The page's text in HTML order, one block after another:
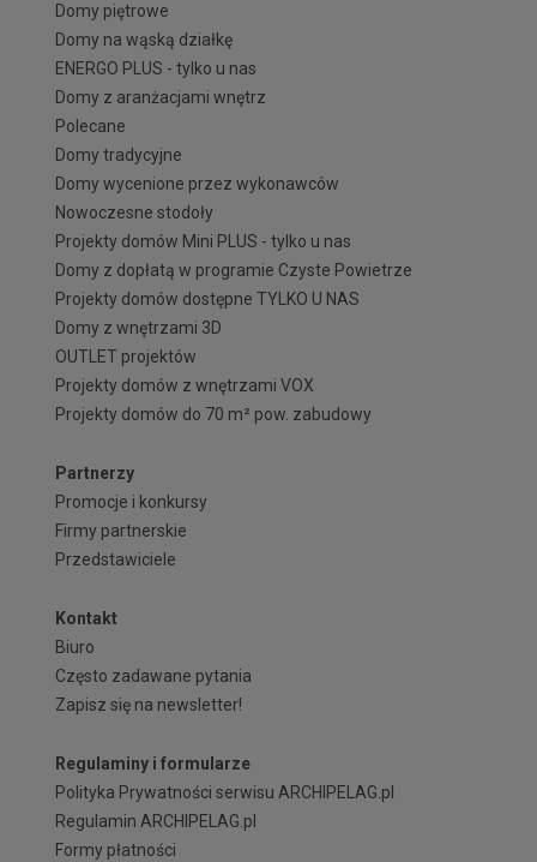
Domy piętrowe
Domy na wąską działkę
ENERGO PLUS - tylko u nas
Domy z aranżacjami wnętrz
Polecane
Domy tradycyjne
Domy wycenione przez wykonawców
Nowoczesne stodoły
Projekty domów Mini PLUS - tylko u nas
Domy z dopłatą w programie Czyste Powietrze
Projekty domów dostępne TYLKO U NAS
Domy z wnętrzami 3D
OUTLET projektów
Projekty domów z wnętrzami VOX
Projekty domów do 70 m² pow. zabudowy
Partnerzy
Promocje i konkursy
Firmy partnerskie
Przedstawiciele
Kontakt
Biuro
Często zadawane pytania
Zapisz się na newsletter!
Regulaminy i formularze
Polityka Prywatności serwisu ARCHIPELAG.pl
Regulamin ARCHIPELAG.pl
Formy płatności